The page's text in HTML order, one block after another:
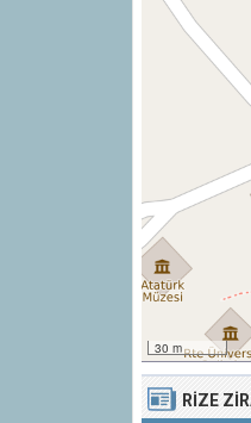
30 m
RIZE